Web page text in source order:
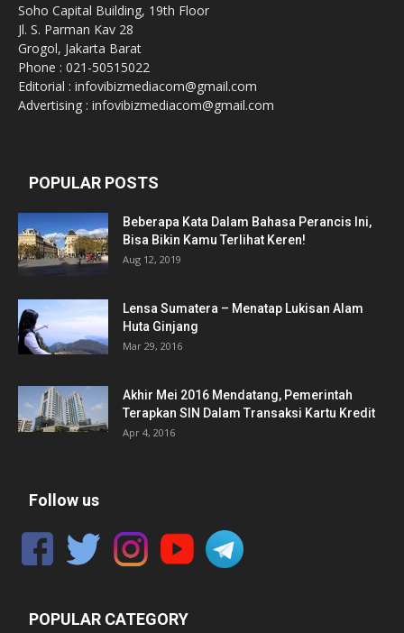
Soho Capital Building, 19th Floor
Jl. S. Parman Kav 28
Grogol, Jakarta Barat
Phone : 021-50515022
Editorial : infovibizmediacom@gmail.com
Advertising : infovibizmediacom@gmail.com
POPULAR POSTS
Beberapa Kata Dalam Bahasa Perancis Ini,
Bisa Bikin Kamu Terlihat Keren!
Aug 12, 2019
Lensa Sumatera – Menatap Lukisan Alam
Huta Ginjang
Mar 29, 2016
Akhir Mei 2016 Mendatang, Pemerintah
Terapkan SIN Dalam Transaksi Kartu Kredit
Apr 4, 2016
Follow us
POPULAR CATEGORY